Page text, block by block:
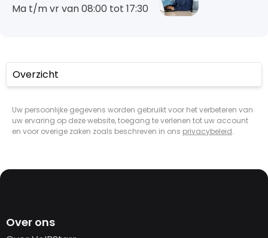
Ma t/m vr van 08:00 tot 17:30
Overzicht
Uw persoonlijke gegevens worden gebruikt voor het verbeteren van
uw ervaring op deze website, toegang te verlenen tot uw account
en voor overige zaken zoals beschreven in ons privacybeleid.
Over ons